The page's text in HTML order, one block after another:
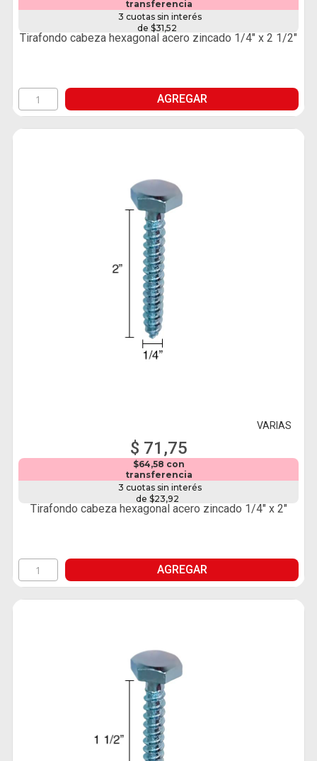
transferencia
3 cuotas sin interés
de $31,52
Tirafondo cabeza hexagonal acero zincado 1/4" x 2 1/2"
AGREGAR
VARIAS
$ 71,75
$64,58 con
transferencia
3 cuotas sin interés
de $23,92
Tirafondo cabeza hexagonal acero zincado 1/4" x 2"
AGREGAR